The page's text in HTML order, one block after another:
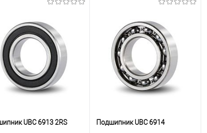
Купить в 1
К
сравнению
В избранное
В наличии
Купить в 1
К
сравнению
В избранное
В наличии
UBC 6913 2RS
Подшипник UBC 6914